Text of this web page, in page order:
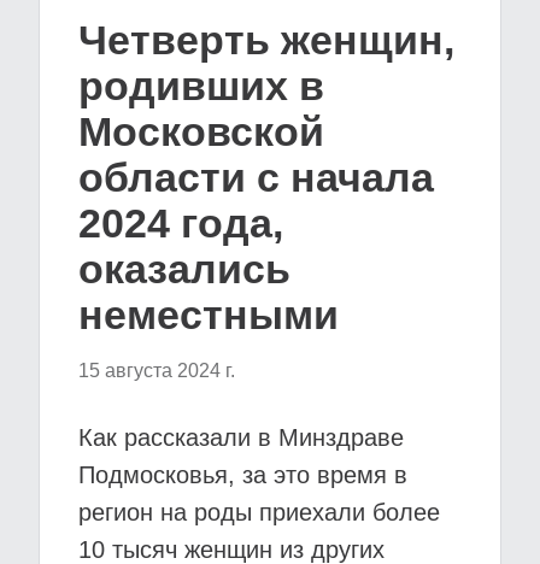
Четверть женщин,
родивших в
Московской
области с начала
2024 года,
оказались
неместными
15 августа 2024 г.
Как рассказали в Минздраве
Подмосковья, за это время в
регион на роды приехали более
10 тысяч женщин из других